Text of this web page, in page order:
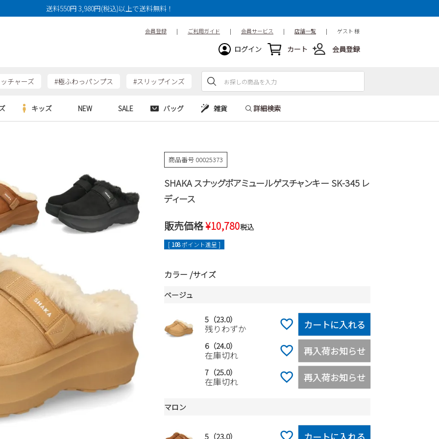
送料550円 3,980円(税込)以上で送料無料！
会員登録 | ご利用ガイド | 会員サービス | 店舗一覧 | ゲスト 様
ログイン カート 会員登録
チャーズ #極ふわっパンプス #スリップインズ
new balance
puma
ブーツ
ウェア
new balance
キッズ NEW SALE バッグ 雑貨 詳細検索
商品番号 00025373
SHAKA スナッグボアミュールゲスチャンキー SK-345 レ
ディース
販売価格¥10,780税込
[ 108ポイント進呈 ]
カラー サイズ
ベージュ
5（23.0）
残りわずか カートに入れる
6（24.0）
在庫切れ 再入荷お知らせ
7（25.0）
在庫切れ 再入荷お知らせ
マロン
5（23.0）